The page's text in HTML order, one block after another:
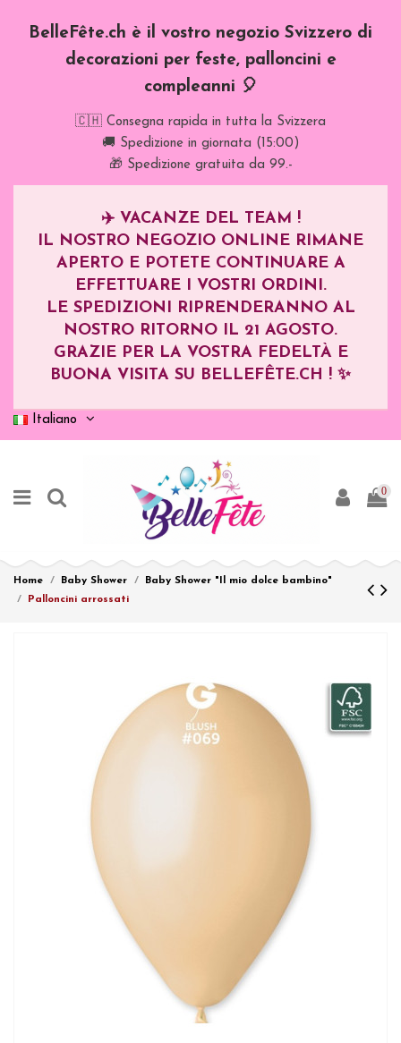
BelleFête.ch è il vostro negozio Svizzero di
decorazioni per feste, palloncini e
compleanni 🎈
🇨🇭 Consegna rapida in tutta la Svizzera
🚚 Spedizione in giornata (15:00)
🎁 Spedizione gratuita da 99.-
✈️ VACANZE DEL TEAM !
IL NOSTRO NEGOZIO ONLINE RIMANE
APERTO E POTETE CONTINUARE A
EFFETTUARE I VOSTRI ORDINI.
LE SPEDIZIONI RIPRENDERANNO AL
NOSTRO RITORNO IL 21 AGOSTO.
GRAZIE PER LA VOSTRA FEDELTÀ E
BUONA VISITA SU BELLEFÊTE.CH ! ✨
Italiano
0
Home Baby Shower
Baby Shower "Il mio dolce bambino"
Palloncini arrossati